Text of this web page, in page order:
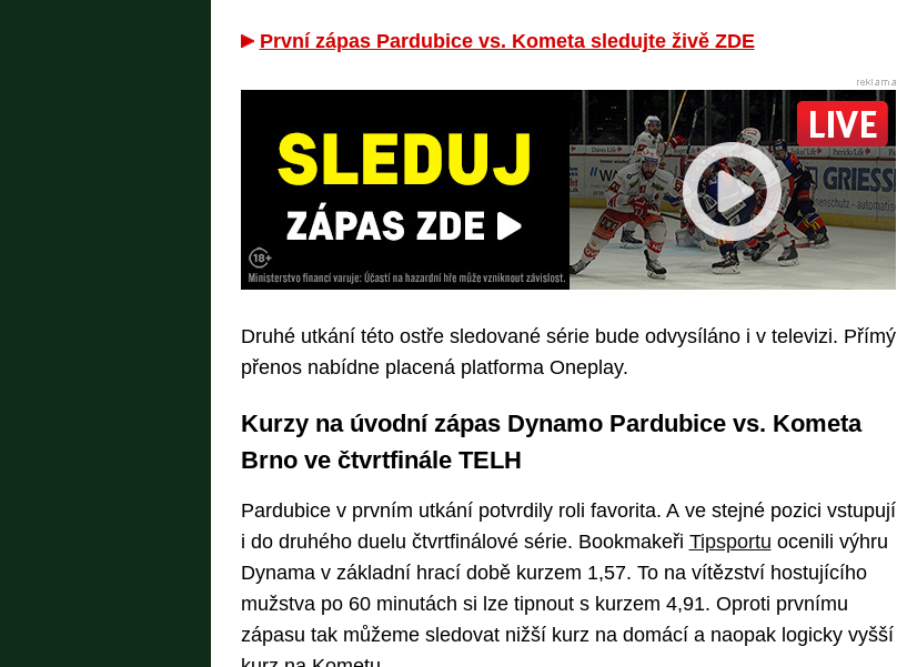
První zápas Pardubice vs. Kometa sledujte živě ZDE
Druhé utkání této ostře sledované série bude odvysíláno i v televizi. Přímý
přenos nabídne placená platforma Oneplay.
Kurzy na úvodní zápas Dynamo Pardubice vs. Kometa
Brno ve čtvrtfinále TELH
Pardubice v prvním utkání potvrdily roli favorita. A ve stejné pozici vstupují
i do druhého duelu čtvrtfinálové série. Bookmakeři Tipsportu ocenili výhru
Dynama v základní hrací době kurzem 1,57. To na vítězství hostujícího
mužstva po 60 minutách si lze tipnout s kurzem 4,91. Oproti prvnímu
zápasu tak můžeme sledovat nižší kurz na domácí a naopak logicky vyšší